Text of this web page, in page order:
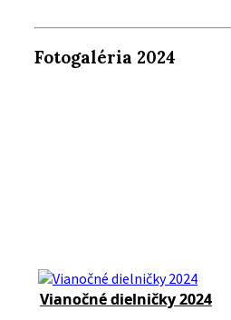
Fotogaléria 2024
Vianočné dielničky 2024